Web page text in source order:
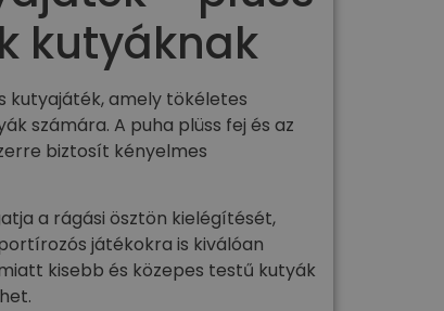
kutyáknak
kutyajáték, amely tökéletes
számára. A puha plüss fej és az
biztosít kényelmes
a rágási ösztön kielégítését,
játékokra is kiválóan
kisebb és közepes testű kutyák